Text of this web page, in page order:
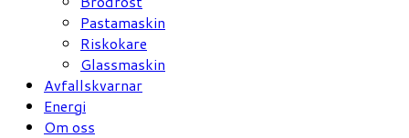
Pastamaskin
Riskokare
Glassmaskin
Avfallskvarnar
Energi
Om oss